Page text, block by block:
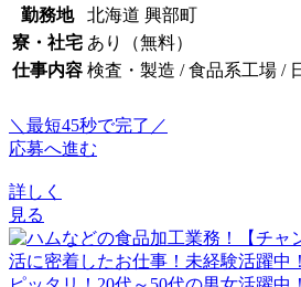
勤務地
北海道 興部町
寮・社宅 あり（無料）
仕事内容 検査・製造 / 食品系工場 /
＼最短45秒で完了／
応募へ進む
詳しく
見る